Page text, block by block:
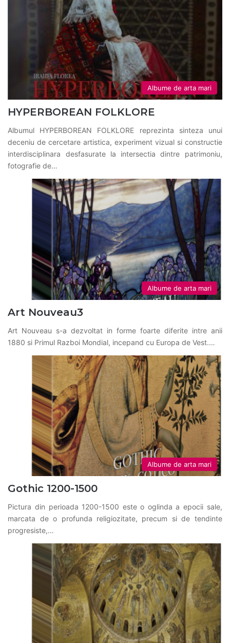
Albume de arta mari
HYPERBOREAN FOLKLORE
Albumul HYPERBOREAN FOLKLORE reprezinta sinteza unui
deceniu de cercetare artistica, experiment vizual si constructie
interdisciplinara desfasurate la intersectia dintre patrimoniu,
fotografie de…
Albume de arta mari
Art Nouveau3
Art Nouveau s-a dezvoltat in forme foarte diferite intre anii
1880 si Primul Razboi Mondial, incepand cu Europa de Vest.…
Albume de arta mari
Gothic 1200-1500
Pictura din perioada 1200-1500 este o oglinda a epocii sale,
marcata de o profunda religiozitate, precum si de tendinte
progresiste,…